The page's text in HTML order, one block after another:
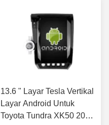
13.6 " Layar Tesla Vertikal
Layar Android Untuk
Toyota Tundra XK50 2007-